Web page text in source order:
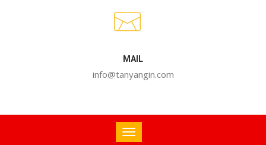
MAIL
info@tanyangin.com